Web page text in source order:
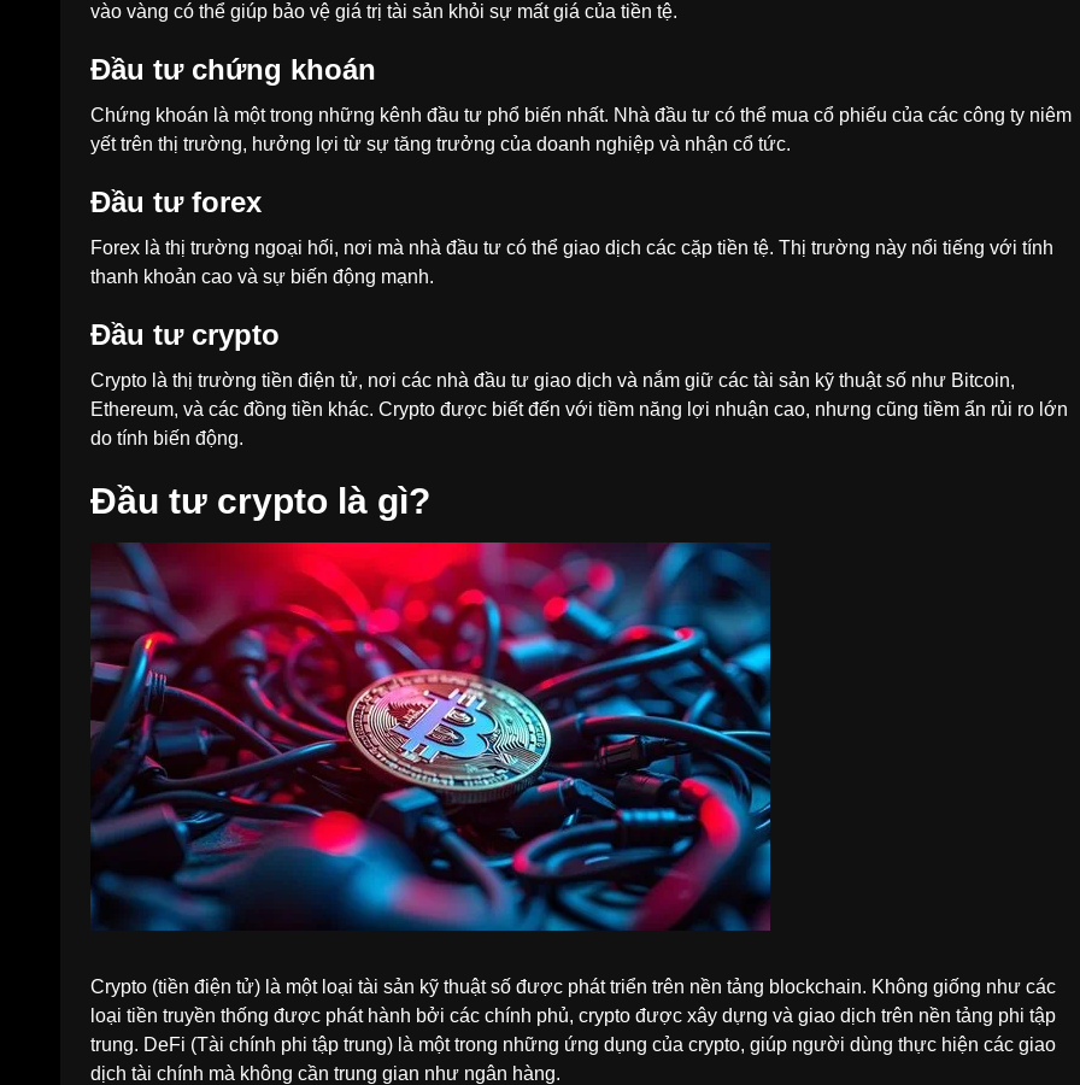
vào vàng có thể giúp bảo vệ giá trị tài sản khỏi sự mất giá của tiền tệ.
Đầu tư chứng khoán
Chứng khoán là một trong những kênh đầu tư phổ biến nhất. Nhà đầu tư có thể mua cổ phiếu của các công ty niêm
yết trên thị trường, hưởng lợi từ sự tăng trưởng của doanh nghiệp và nhận cổ tức.
Đầu tư forex
Forex là thị trường ngoại hối, nơi mà nhà đầu tư có thể giao dịch các cặp tiền tệ. Thị trường này nổi tiếng với tính
thanh khoản cao và sự biến động mạnh.
Đầu tư crypto
Crypto là thị trường tiền điện tử, nơi các nhà đầu tư giao dịch và nắm giữ các tài sản kỹ thuật số như Bitcoin,
Ethereum, và các đồng tiền khác. Crypto được biết đến với tiềm năng lợi nhuận cao, nhưng cũng tiềm ẩn rủi ro lớn
do tính biến động.
Đầu tư crypto là gì?
Crypto (tiền điện tử) là một loại tài sản kỹ thuật số được phát triển trên nền tảng blockchain. Không giống như các
loại tiền truyền thống được phát hành bởi các chính phủ, crypto được xây dựng và giao dịch trên nền tảng phi tập
trung. DeFi (Tài chính phi tập trung) là một trong những ứng dụng của crypto, giúp người dùng thực hiện các giao
dịch tài chính mà không cần trung gian như ngân hàng.